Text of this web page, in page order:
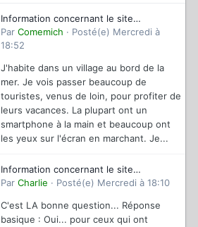
Information concernant le site
magazinevideo
Par Comemich · Posté(e) Mercredi à
18:52
J'habite dans un village au bord de la
mer. Je vois passer beaucoup de
touristes, venus de loin, pour profiter de
leurs vacances. La plupart ont un
smartphone à la main et beaucoup ont
les yeux sur l'écran en marchant. Je...
Information concernant le site
magazinevideo
Par Charlie · Posté(e) Mercredi à 18:10
C'est LA bonne question... Réponse
basique : Oui... pour ceux qui ont